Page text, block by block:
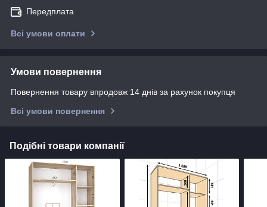
Передплата
Всі умови оплати
Умови повернення
Повернення товару впродовж 14 днів за рахунок покупця
Всі умови повернення
Подібні товари компанії